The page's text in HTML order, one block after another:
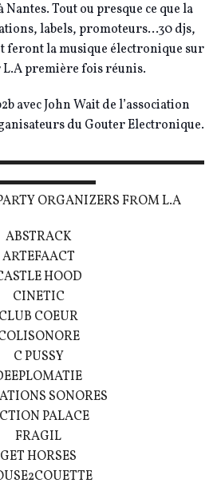
Nantes.Tout ou presque ce que la
labels, promoteurs…30 djs,
feront la musique électronique sur
L.A première fois réunis.
avec John Wait de l’association
du Gouter Electronique.
ORGANIZERS FROM L.A
ABSTRACK
ARTEFAACT
HOOD
CINETIC
CLUB COEUR
C PUSSY
SONORES
PALACE
FRAGIL
GET HORSES